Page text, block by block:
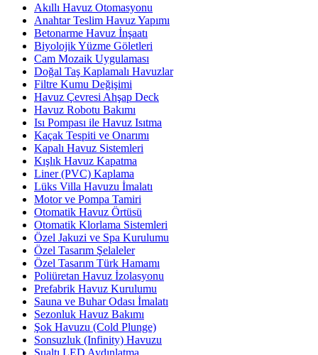
Akıllı Havuz Otomasyonu
Anahtar Teslim Havuz Yapımı
Betonarme Havuz İnşaatı
Biyolojik Yüzme Göletleri
Cam Mozaik Uygulaması
Doğal Taş Kaplamalı Havuzlar
Filtre Kumu Değişimi
Havuz Çevresi Ahşap Deck
Havuz Robotu Bakımı
Isı Pompası ile Havuz Isıtma
Kaçak Tespiti ve Onarımı
Kapalı Havuz Sistemleri
Kışlık Havuz Kapatma
Liner (PVC) Kaplama
Lüks Villa Havuzu İmalatı
Motor ve Pompa Tamiri
Otomatik Havuz Örtüsü
Otomatik Klorlama Sistemleri
Özel Jakuzi ve Spa Kurulumu
Özel Tasarım Şelaleler
Özel Tasarım Türk Hamamı
Poliüretan Havuz İzolasyonu
Prefabrik Havuz Kurulumu
Sauna ve Buhar Odası İmalatı
Sezonluk Havuz Bakımı
Şok Havuzu (Cold Plunge)
Sonsuzluk (Infinity) Havuzu
Sualtı LED Aydınlatma